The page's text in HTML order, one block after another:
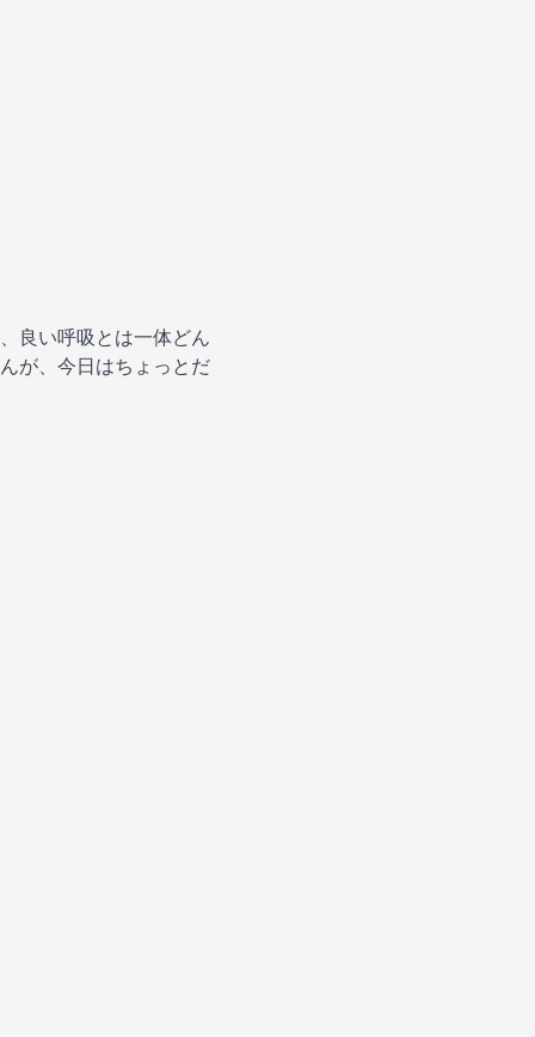
良い呼吸とは一体どん
が、今日はちょっとだ